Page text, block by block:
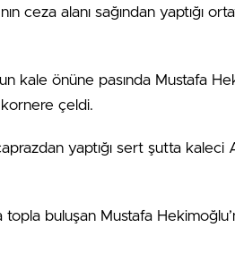
ceza alanı sağından yaptığı
kale önüne pasında Mustafa
çeldi.
yaptığı sert şutta kaleci
topla buluşan Mustafa